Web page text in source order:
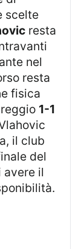
scelte
resta
nel
resta
fisica
1-1
il club
del
avere il